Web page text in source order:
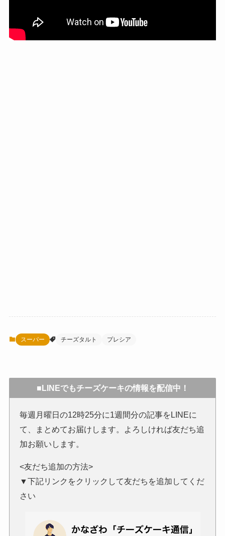
スーパー チーズタルト プレシア
■LINEでもチーズケーキの情報を配信中！
毎週月曜日の12時25分に1週間分の記事をLINEに
て、まとめてお届けします。よろしければ友だち追
加お願いします。
<友だち追加の方法>
▼下記リンクをクリックして友だちを追加してくだ
さい